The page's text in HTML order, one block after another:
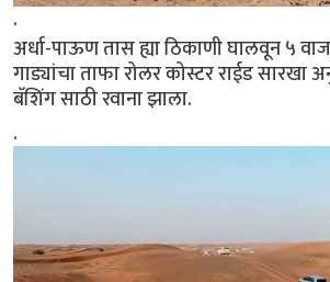
.
अर्धा-पाऊण तास ह्या ठिकाणी घालवून ५
गाड्यांचा ताफा रोलर कोस्टर राईड सारखा
बॅशिंग साठी रवाना झाला.
.